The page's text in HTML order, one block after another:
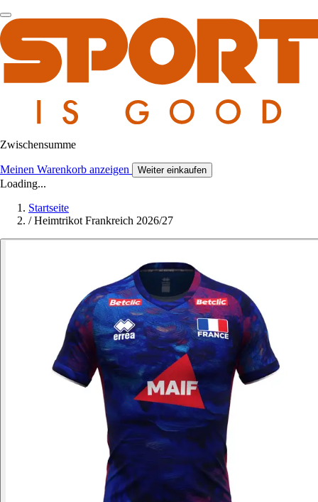
Zwischensumme
Meinen Warenkorb anzeigen Weiter einkaufen
Loading...
Startseite
/ Heimtrikot Frankreich 2026/27